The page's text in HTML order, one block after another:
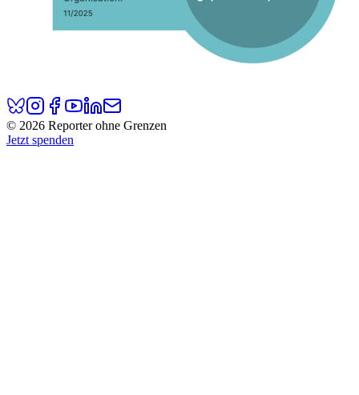
© 2026 Reporter ohne Grenzen
Jetzt spenden